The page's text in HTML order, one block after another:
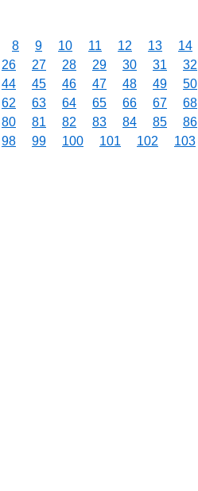
8 9 10 11 12 13 14
26 27 28 29 30 31 32
44 45 46 47 48 49 50
62 63 64 65 66 67 68
80 81 82 83 84 85 86
98 99 100 101 102 103